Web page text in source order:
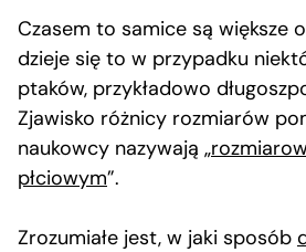
Czasem to samice są większe
dzieje się to w przypadku
ptaków, przykładowo
Zjawisko różnicy rozmiarów
naukowcy nazywają „
płciowym”.
Zrozumiałe jest, w jaki sposób